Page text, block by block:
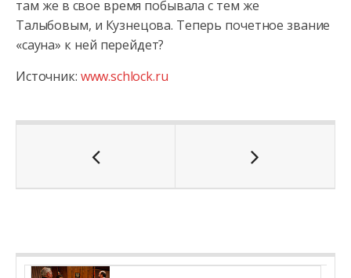
там же в свое время побывала с тем же
Талыбовым, и Кузнецова. Теперь почетное звание
«сауна» к ней перейдет?
Источник: www.schlock.ru